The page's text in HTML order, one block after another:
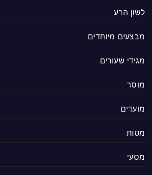
לשון הרע
מבצעים מיוחדים
מגידי שעורים
מוסר
מועדים
מטות
מסעי